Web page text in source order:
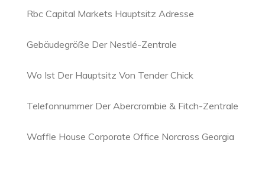
Rbc Capital Markets Hauptsitz Adresse
Gebäudegröße Der Nestlé-Zentrale
Wo Ist Der Hauptsitz Von Tender Chick
Telefonnummer Der Abercrombie & Fitch-Zentrale
Waffle House Corporate Office Norcross Georgia